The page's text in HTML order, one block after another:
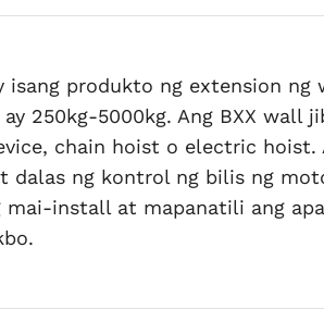
isang produkto ng extension
250kg-5000kg. Ang BXX wall
chain hoist o electric
dalas ng kontrol ng bilis ng
install at mapanatili ang